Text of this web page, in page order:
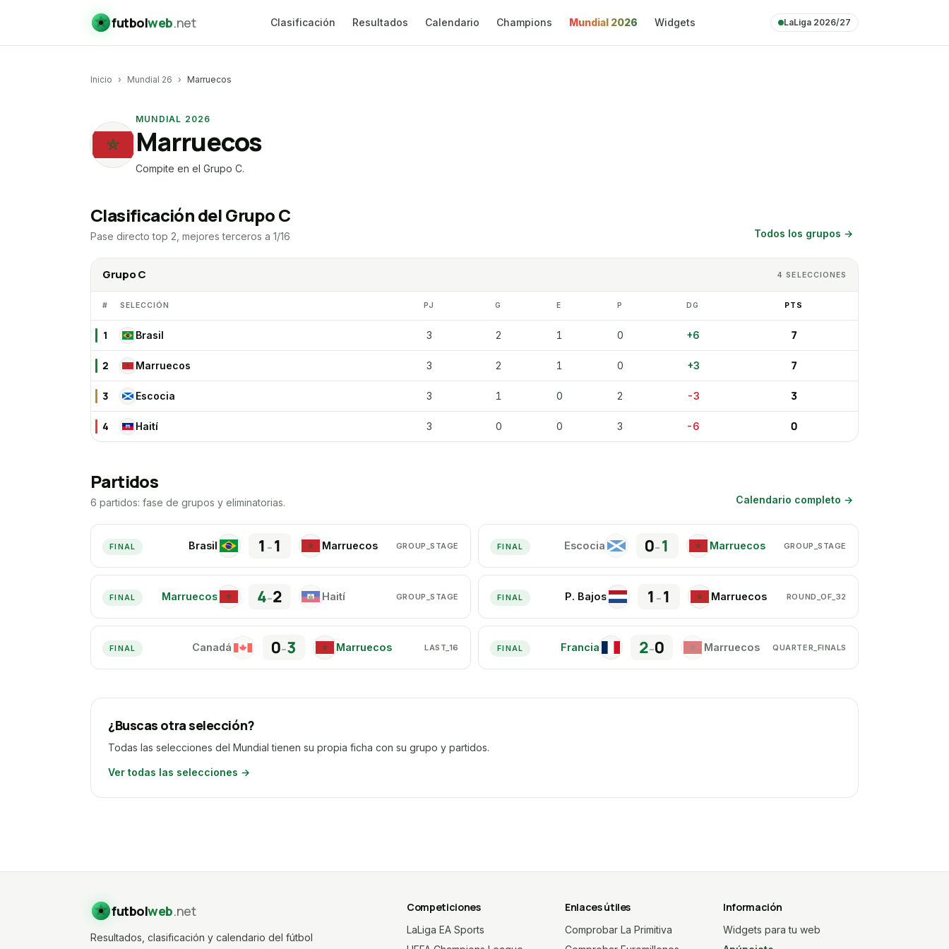
futbolweb.net Clasificación Resultados Calendario Champions Mundial 2026 Widgets LaLiga 2026/27
Inicio › Mundial 26 › Marruecos
MA
MUNDIAL 2026
Marruecos
Compite en el Grupo C.
Clasificación del Grupo C
Pase directo top 2, mejores terceros a 1/16 Todos los grupos →
Grupo C 4 SELECCIONES
# SELECCIÓN PJ G E P DG PTS
1 BR Brasil 3 2 1 0 +6 7
2 MA Marruecos 3 2 1 0 +3 7
3 ES Escocia 3 1 0 2 -3 3
4 HA Haití 3 0 0 3 -6 0
Partidos
6 partidos: fase de grupos y eliminatorias. Calendario completo →
FINAL BR
Brasil 1 – 1 MA Marruecos GROUP_STAGE FINAL ES
Escocia 0– 1 MA Marruecos GROUP_STAGE
FINAL MA
Marruecos 4–2 HA Haití GROUP_STAGE FINAL P.
P. Bajos 1 – 1 MA Marruecos ROUND_OF_32
FINAL CA
Canadá 0–3 MA Marruecos LAST_16 FINAL Francia 2–0 MA Marruecos QUARTER_FINALS
¿Buscas otra selección?
Todas las selecciones del Mundial tienen su propia ficha con su grupo y partidos.
Ver todas las selecciones →
futbolweb.net
Resultados, clasificación y calendario del fútbol
Competiciones
LaLiga EA Sports
Enlaces útiles
Comprobar La Primitiva
Información
Widgets para tu web